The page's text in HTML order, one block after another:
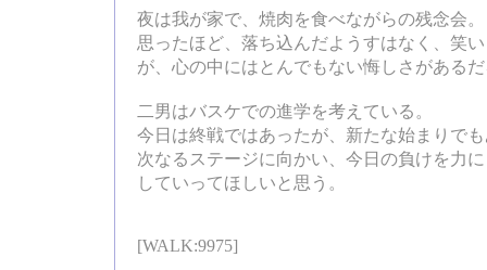
夜は我が家で、焼肉を食べながらの残念会。
思ったほど、落ち込んだようすはなく、笑
が、心の中にはとんでもない悔しさがある
二男はバスケでの進学を考えている。
今日は終戦ではあったが、新たな始まりで
次なるステージに向かい、今日の負けを力
していってほしいと思う。
[WALK:9975]